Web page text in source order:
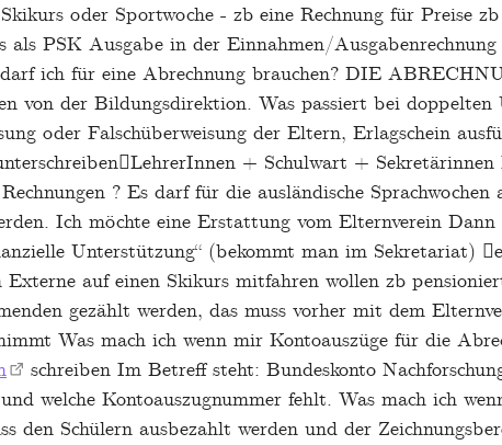
oder Sportwoche - zb eine Rechnung für Preise
PSK Ausgabe in der Einnahmen/
ich für eine Abrechnung brauchen? DIE
von der Bildungsdirektion. Was passiert bei doppelten
oder Falschüberweisung der Eltern, Erlagschein
+ Schulwart + Sekretärinnen
? Es darf für die ausländische Sprachwochen
Ich möchte eine Erstattung vom Elternverein
Unterstützung“ (bekommt man im Sekretariat)
auf einen Skikurs mitfahren wollen zb
gezählt werden, das muss vorher mit dem
Was mach ich wenn mir Kontoauszüge für die
schreiben Im Betreff steht: Bundeskonto
welche Kontoauszugnummer fehlt. Was mach ich
den Schülern ausbezahlt werden und der